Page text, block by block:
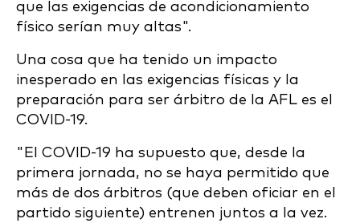
que las exigencias de acondicionamiento
físico serían muy altas".
Una cosa que ha tenido un impacto
inesperado en las exigencias físicas y la
preparación para ser árbitro de la AFL es el
COVID-19.
"El COVID-19 ha supuesto que, desde la
primera jornada, no se haya permitido que
más de dos árbitros (que deben oficiar en el
partido siguiente) entrenen juntos a la vez.